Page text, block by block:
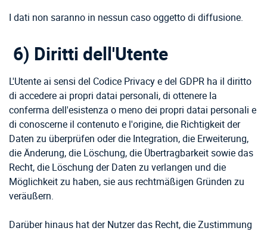
I dati non saranno in nessun caso oggetto di diffusione.
6) Diritti dell'Utente
L'Utente ai sensi del Codice Privacy e del GDPR ha il diritto
di accedere ai propri datai personali, di ottenere la
conferma dell'esistenza o meno dei propri datai personali e
di conoscerne il contenuto e l'origine, die Richtigkeit der
Daten zu überprüfen oder die Integration, die Erweiterung,
die Änderung, die Löschung, die Übertragbarkeit sowie das
Recht, die Löschung der Daten zu verlangen und die
Möglichkeit zu haben, sie aus rechtmäßigen Gründen zu
veräußern.
Darüber hinaus hat der Nutzer das Recht, die Zustimmung